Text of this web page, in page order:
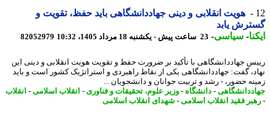
هویت انقلابی و دینی جهاددانشگاهی باید حفظ، تقویت و
یابد
-سیاسی-23 ساعت پیش - یکشنبه 18 مرداد 1405، 10:32 82052979
جهاددانشگاهی با تأکید بر ضرورت حفظ و تقویت هویت انقلابی و دینی این
گفت: جهاددانشگاهی یکی از نقاط راهبردی و استراتژیک کشور است و باید
حضور، - رشد و تربیت جوانان و دانشجویان ...
-دانشگاه-وزیر علوم، تحقیقات و فناوری- انقلاب اسلامی-انقلاب
فقید انقلاب اسلامی-شهدای انقلاب اسلامی